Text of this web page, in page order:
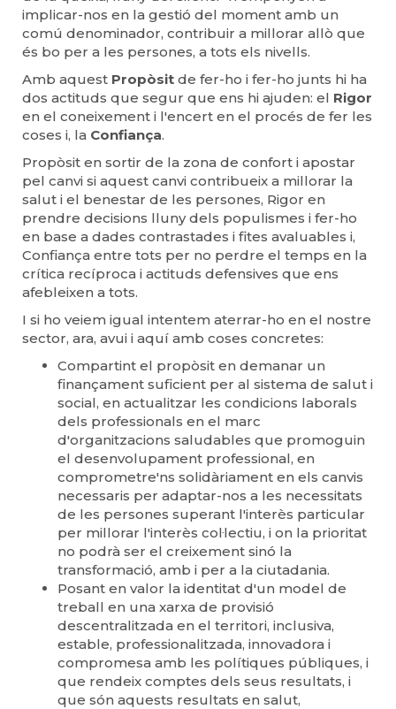
implicar-nos en la gestió del moment amb un
comú denominador, contribuir a millorar allò que
és bo per a les persones, a tots els nivells.
Amb aquest Propòsit de fer-ho i fer-ho junts hi ha
dos actituds que segur que ens hi ajuden: el Rigor
en el coneixement i l'encert en el procés de fer les
coses i, la Confiança.
Propòsit en sortir de la zona de confort i apostar
pel canvi si aquest canvi contribueix a millorar la
salut i el benestar de les persones, Rigor en
prendre decisions lluny dels populismes i fer-ho
en base a dades contrastades i fites avaluables i,
Confiança entre tots per no perdre el temps en la
crítica recíproca i actituds defensives que ens
afebleixen a tots.
I si ho veiem igual intentem aterrar-ho en el nostre
sector, ara, avui i aquí amb coses concretes:
Compartint el propòsit en demanar un
finançament suficient per al sistema de salut i
social, en actualitzar les condicions laborals
dels professionals en el marc
d'organitzacions saludables que promoguin
el desenvolupament professional, en
comprometre'ns solidàriament en els canvis
necessaris per adaptar-nos a les necessitats
de les persones superant l'interès particular
per millorar l'interès col·lectiu, i on la prioritat
no podrà ser el creixement sinó la
transformació, amb i per a la ciutadania.
Posant en valor la identitat d'un model de
treball en una xarxa de provisió
descentralitzada en el territori, inclusiva,
estable, professionalitzada, innovadora i
compromesa amb les polítiques públiques, i
que rendeix comptes dels seus resultats, i
que són aquests resultats en salut,